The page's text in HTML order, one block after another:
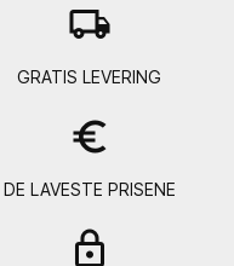
local_shipping
GRATIS LEVERING
euro_symbol
DE LAVESTE PRISENE